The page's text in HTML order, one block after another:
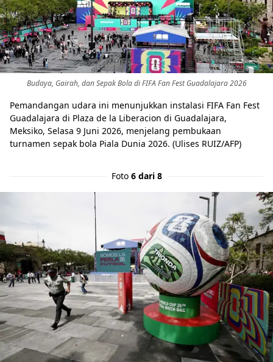
Budaya, Gairah, dan Sepak Bola di FIFA Fan Fest Guadalajara 2026
Pemandangan udara ini menunjukkan instalasi FIFA Fan Fest
Guadalajara di Plaza de la Liberacion di Guadalajara,
Meksiko, Selasa 9 Juni 2026, menjelang pembukaan
turnamen sepak bola Piala Dunia 2026. (Ulises RUIZ/AFP)
Foto 6 dari 8